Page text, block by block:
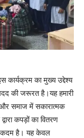
कार्यक्रम का मुख्य उद्देश्य
की जरूरत है।यह हमारी
समाज में सकारात्मक
कपड़ों का वितरण
कदम है। यह केवल